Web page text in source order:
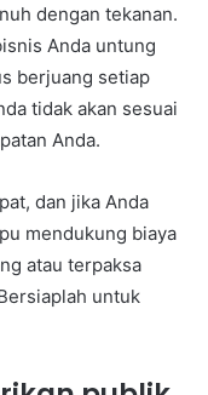
dengan tekanan.
Anda untung
berjuang setiap
tidak akan sesuai
Anda.
dan jika Anda
mendukung biaya
atau terpaksa
untuk